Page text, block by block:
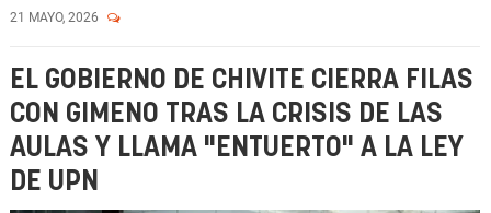
21 MAYO, 2026
EL GOBIERNO DE CHIVITE CIERRA FILAS
CON GIMENO TRAS LA CRISIS DE LAS
AULAS Y LLAMA "ENTUERTO" A LA LEY
DE UPN